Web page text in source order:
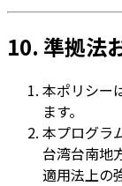
10. 準拠法
本ポリシー
ます。
本プログラ
台湾台南地
適用法上の